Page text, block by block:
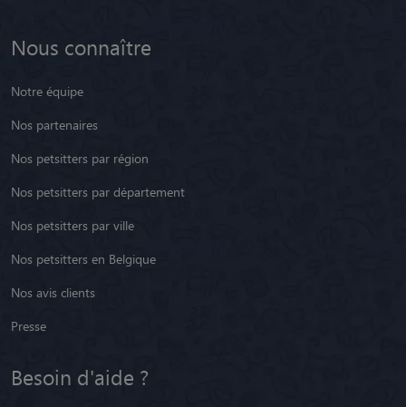
Nous connaître
Notre équipe
Nos partenaires
Nos petsitters par région
Nos petsitters par département
Nos petsitters par ville
Nos petsitters en Belgique
Nos avis clients
Presse
Besoin d'aide ?